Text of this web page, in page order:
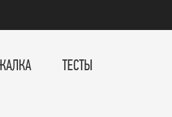
ТЕСТЫ